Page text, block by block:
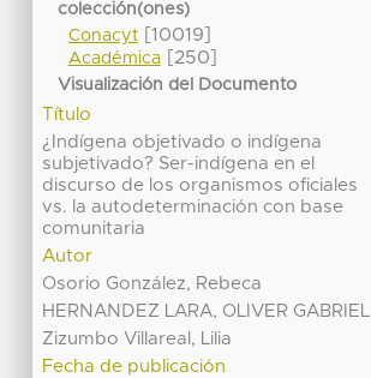
colección(ones)
Conacyt[10019]
Académica[250]
Visualización del Documento
Título
¿Indígena objetivado o indígena
subjetivado? Ser-indígena en el
discurso de los organismos oficiales
vs. la autodeterminación con base
comunitaria
Autor
Osorio González, Rebeca
HERNANDEZ LARA, OLIVER GABRIEL
Zizumbo Villareal, Lilia
Fecha de publicación